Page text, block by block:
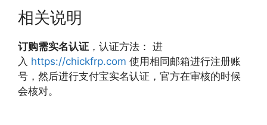
相关说明
订购需实名认证 ，认证方法： 进
入 https://chickfrp.com 使用相同邮箱进行注册账
号，然后进行支付宝实名认证，官方在审核的时候
会核对。